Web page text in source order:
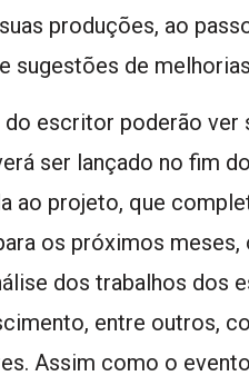
produções, ao
sugestões de
escritor poderão ver
ser lançado no fim
ao projeto, que
os próximos
dos trabalhos dos
entre outros,
Assim como o